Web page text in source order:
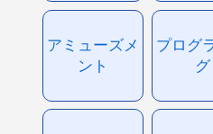
アミューズメ
ント
プログ
グ